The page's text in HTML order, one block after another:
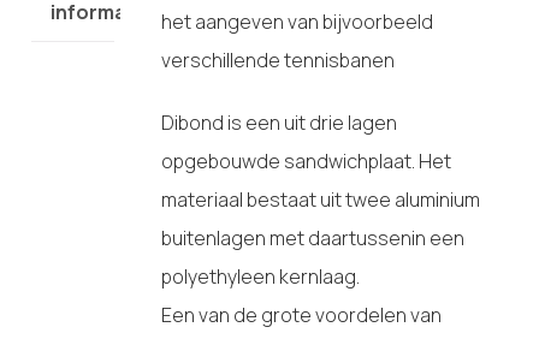
informatie
het aangeven van bijvoorbeeld
verschillende tennisbanen
Dibond is een uit drie lagen
opgebouwde sandwichplaat. Het
materiaal bestaat uit twee aluminium
buitenlagen met daartussenin een
polyethyleen kernlaag.
Een van de grote voordelen van